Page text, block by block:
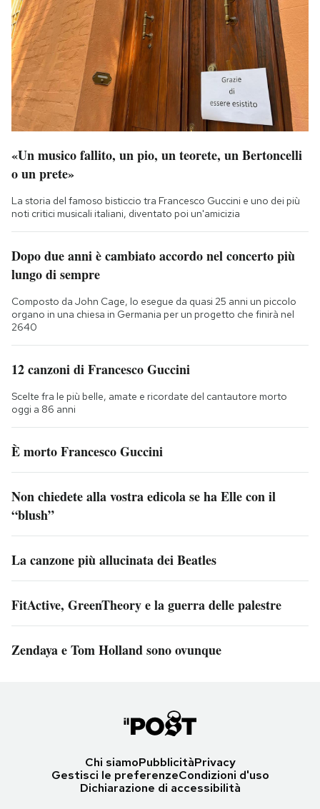
«Un musico fallito, un pio, un teorete, un Bertoncelli
o un prete»
La storia del famoso bisticcio tra Francesco Guccini e uno dei più
noti critici musicali italiani, diventato poi un'amicizia
Dopo due anni è cambiato accordo nel concerto più
lungo di sempre
Composto da John Cage, lo esegue da quasi 25 anni un piccolo
organo in una chiesa in Germania per un progetto che finirà nel
2640
12 canzoni di Francesco Guccini
Scelte fra le più belle, amate e ricordate del cantautore morto
oggi a 86 anni
È morto Francesco Guccini
Non chiedete alla vostra edicola se ha Elle con il
“blush”
La canzone più allucinata dei Beatles
FitActive, GreenTheory e la guerra delle palestre
Zendaya e Tom Holland sono ovunque
Chi siamoPubblicitàPrivacy
Gestisci le preferenzeCondizioni d'uso
Dichiarazione di accessibilità